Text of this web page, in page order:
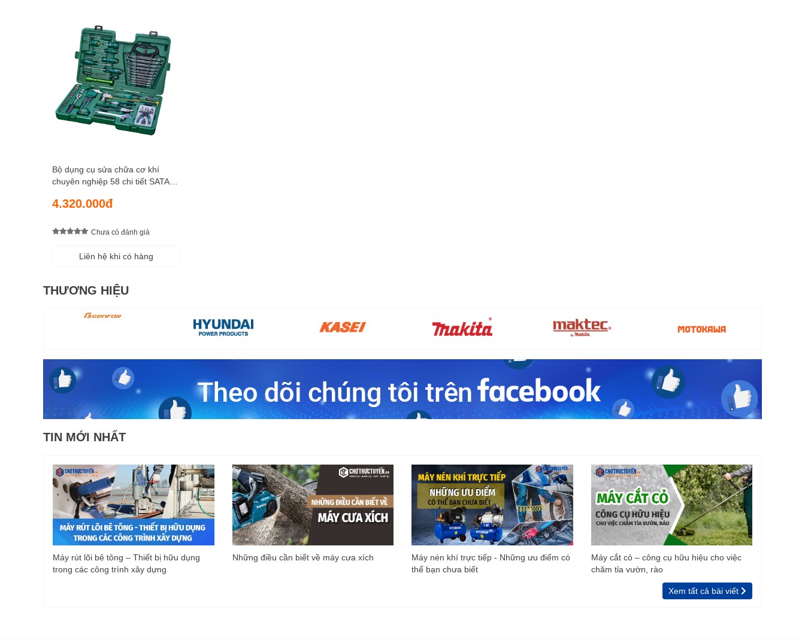
Bộ dụng cụ sửa chữa cơ khí
chuyên nghiệp 58 chi tiết SATA
4.320.000đ
Chưa có đánh giá
Liên hệ khi có hàng
THƯƠNG HIỆU
TIN MỚI NHẤT
Máy rút lõi bê tông – Thiết bị hữu dụng
trong các công trình xây dựng
Những điều cần biết về máy cưa xích
Máy nén khí trực tiếp - Những ưu điểm có
thể bạn chưa biết
Máy cắt cỏ – công cụ hữu hiệu cho việc
chăm tỉa vườn, rào
Xem tất cả bài viết